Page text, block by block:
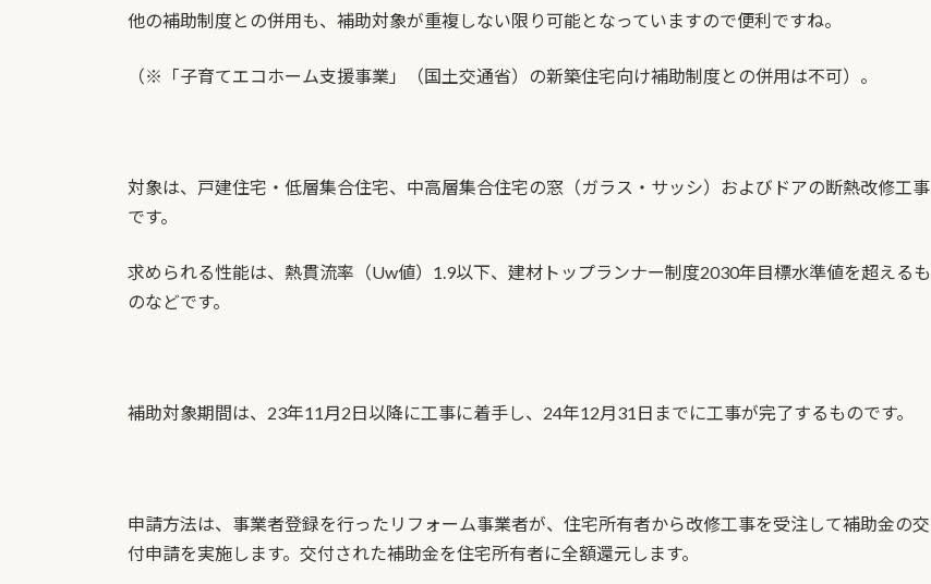
他の補助制度との併用も、補助対象が重複しない限り可能となっていますので便利ですね。
（※「子育てエコホーム支援事業」（国土交通省）の新築住宅向け補助制度との併用は不可）。
対象は、戸建住宅・低層集合住宅、中高層集合住宅の窓（ガラス・サッシ）およびドアの断熱改修工事
です。
求められる性能は、熱貫流率（Uw値）1.9以下、建材トップランナー制度2030年目標水準値を超えるも
のなどです。
補助対象期間は、23年11月2日以降に工事に着手し、24年12月31日までに工事が完了するものです。
申請方法は、事業者登録を行ったリフォーム事業者が、住宅所有者から改修工事を受注して補助金の交
付申請を実施します。交付された補助金を住宅所有者に全額還元します。